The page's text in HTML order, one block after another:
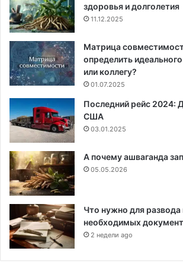
здоровья и долголетия
11.12.2025
Матрица
определить
или коллегу?
01.07.2025
Последний рейс 2024:
США
03.01.2025
А почему ашваганда
05.05.2026
Что нужно для
необходимых
2 недели ago